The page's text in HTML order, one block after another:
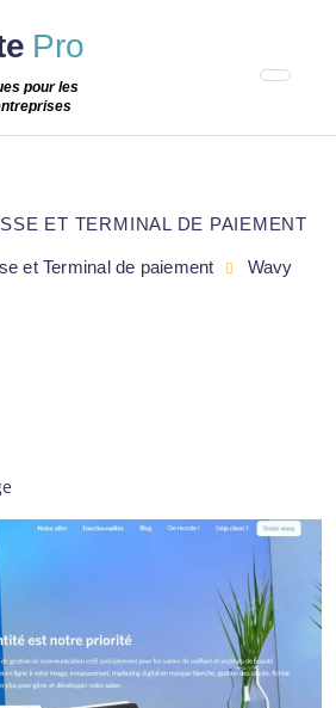
Pro
pour les
ET TERMINAL DE PAIEMENT
et Terminal de paiement Wavy